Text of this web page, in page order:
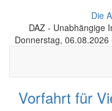
Die
DAZ - Unabhängige
Donnerstag,
Vorfahrt für